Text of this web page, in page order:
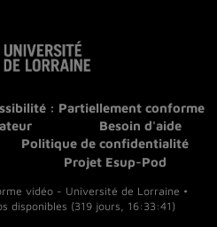
: Partiellement conforme
Besoin d'aide
Politique de confidentialité
Projet Esup-Pod
vidéo - Université de Lorraine •
disponibles (319 jours, 16:33:41)